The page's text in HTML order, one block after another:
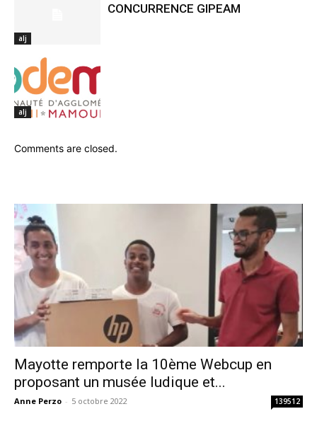
alj
CONCURRENCE GIPEAM
alj
Comments are closed.
Mayotte remporte la 10ème Webcup en
proposant un musée ludique et...
Anne Perzo - 5 octobre 2022 139512